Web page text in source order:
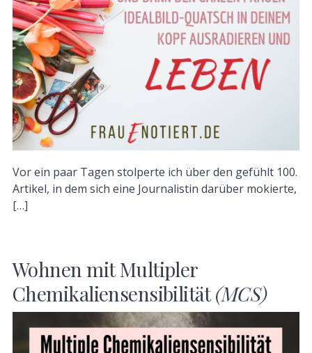
Vor ein paar Tagen stolperte ich über den gefühlt 100.
Artikel, in dem sich eine Journalistin darüber mokierte,
[…]
Wohnen mit Multipler
Chemikaliensensibilität(MCS)